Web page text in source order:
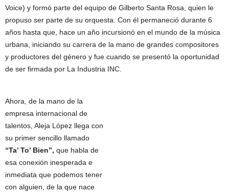
Voice) y formó parte del equipo de Gilberto Santa Rosa, quien le
propuso ser parte de su orquesta. Con él permaneció durante 6
años hasta que, hace un año incursionó en el mundo de la música
urbana, iniciando su carrera de la mano de grandes compositores
y productores del género y fue cuando se presentó la oportunidad
de ser firmada por La Industria INC.
Ahora, de la mano de la
empresa internacional de
talentos, Aleja López llega con
su primer sencillo llamado
“Ta’ To’ Bien”, que habla de
esa conexión inesperada e
inmediata que podemos tener
con alguien, de la que nace